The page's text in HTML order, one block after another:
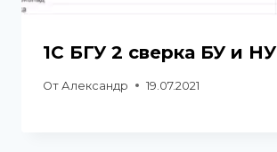
1С БГУ 2 сверка БУ и НУ
От Александр 19.07.2021